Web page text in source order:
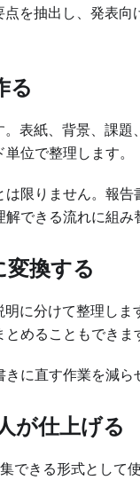
を抽出し、発表向
る
表紙、背景、課
位で整理します。
限りません。報
できる流れに組み
換する
に分けて整理し
めることもできま
に直す作業を減ら
が仕上げる
できる形式として